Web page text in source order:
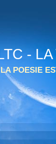
-
POESIE